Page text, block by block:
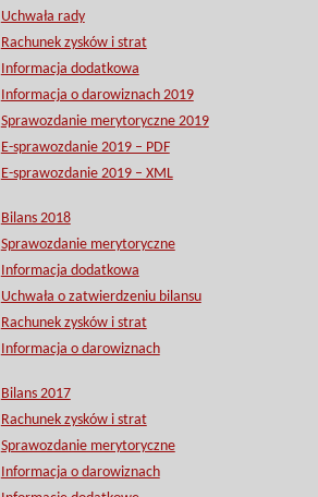
Uchwała rady
Rachunek zysków i strat
Informacja dodatkowa
Informacja o darowiznach 2019
Sprawozdanie merytoryczne 2019
E-sprawozdanie 2019 – PDF
E-sprawozdanie 2019 – XML
Bilans 2018
Sprawozdanie merytoryczne
Informacja dodatkowa
Uchwała o zatwierdzeniu bilansu
Rachunek zysków i strat
Informacja o darowiznach
Bilans 2017
Rachunek zysków i strat
Sprawozdanie merytoryczne
Informacja o darowiznach